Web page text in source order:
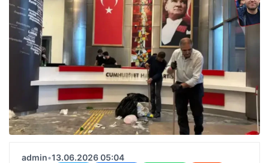
admin•13.06.2026 05:04